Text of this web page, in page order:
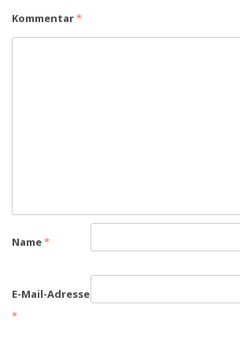
Kommentar*
Name*
E-Mail-Adresse
*